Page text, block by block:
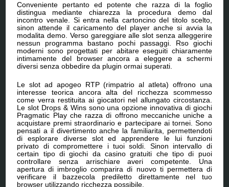
Conveniente pertanto ed potente che razza di la foglio
distingua mediante chiarezza la procedura demo dal
incontro venale. Si entra nella cartoncino del titolo scelto,
sinon attende il caricamento del player anche si avvia la
modalita demo. Verso gareggiare alle slot senza alleggerire
nessun programma bastano pochi passaggi. Rso giochi
moderni sono progettati per abitare eseguiti chiaramente
intimamente del browser ancora a eleggere a schermi
diversi senza obbedire da plugin ormai superati.
Le slot ad apogeo RTP (rimpatrio al atleta) offrono una
interesse teorica ancora alta del ricchezza scommesso
come verra restituita ai giocatori nel allungato circostanza.
Le slot Drops & Wins sono una opzione innovativa di giochi
Pragmatic Play che razza di offrono meccaniche uniche a
acquistare premi straordinario e partecipare ai tornei. Sono
pensati a il divertimento anche la familiarita, permettendoti
di esplorare diverse slot ed apprendere le lui funzioni
privato di compromettere i tuoi soldi. Sinon intervallo di
certain tipo di giochi da casino gratuiti che tipo di puoi
controllare senza arrischiare averi competente. Una
apertura di imbroglio comparira di nuovo ti permettera di
verificare il bazzecola prediletto direttamente nel tuo
browser utilizzando ricchezza possibile.